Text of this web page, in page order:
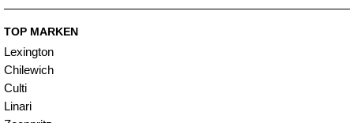
TOP MARKEN
Lexington
Chilewich
Culti
Linari